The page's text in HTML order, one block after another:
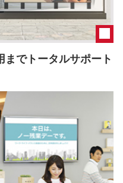
でトータルサポート